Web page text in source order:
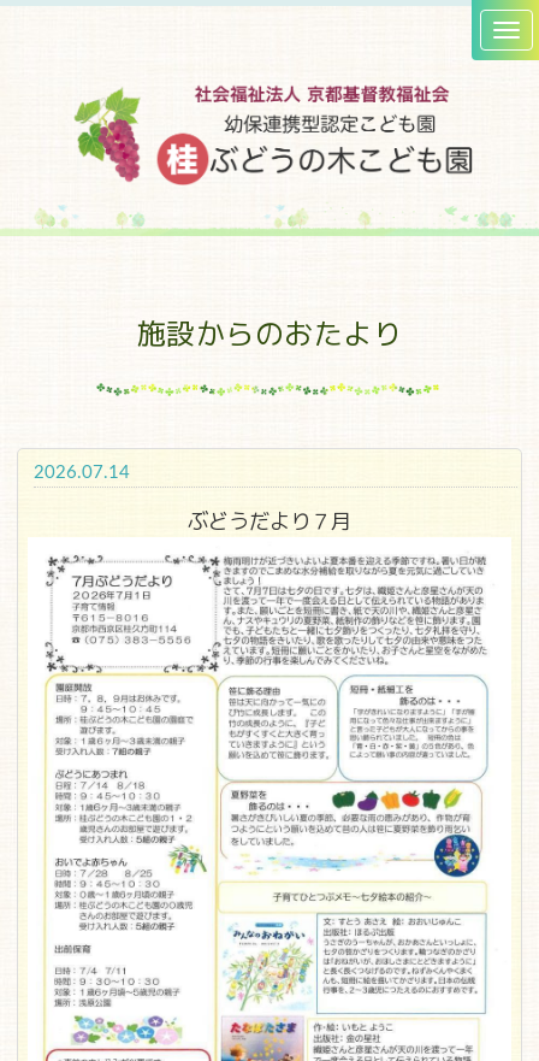
施設からのおたより
2026.07.14
ぶどうだより７月